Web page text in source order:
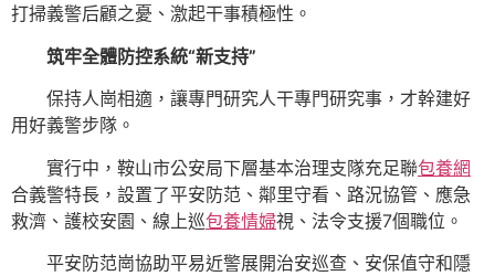
打掃義警后顧之憂、激起干事積極性。
筑牢全體防控系統“新支持”
保持人崗相適，讓專門研究人干專門研究事，才幹建好
用好義警步隊。
實行中，鞍山市公安局下層基本治理支隊充足聯包養網
合義警特長，設置了平安防范、鄰里守看、路況協管、應急
救濟、護校安園、線上巡包養情婦視、法令支援7個職位。
平安防范崗協助平易近警展開治安巡查、安保值守和隱